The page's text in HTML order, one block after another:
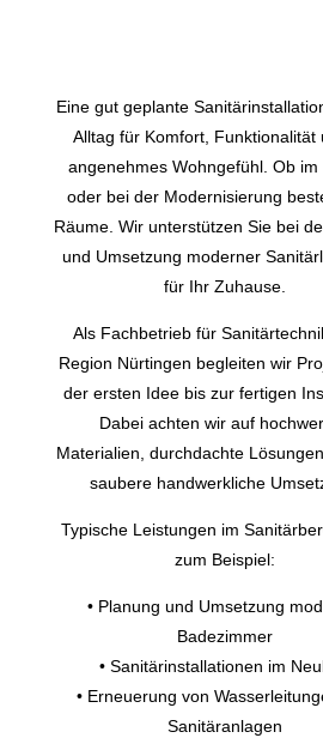
Eine gut geplante
Alltag für Komfort, Funktionalität
angenehmes Wohngefühl. Ob im
oder bei der Modernisierung
Räume. Wir unterstützen Sie bei
und Umsetzung moderner
für Ihr Zuhause.
Als Fachbetrieb für
Region Nürtingen begleiten wir
der ersten Idee bis zur fertigen
Dabei achten wir auf
Materialien, durchdachte
saubere handwerkliche
Typische Leistungen im
zum Beispiel:
• Planung und Umsetzung
Badezimmer
• Sanitärinstallationen im
• Erneuerung von
Sanitäranlagen